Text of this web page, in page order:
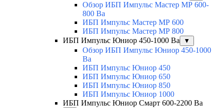
Обзор ИБП Импульс Мастер МР 600-
800 Ва
ИБП Импульс Мастер МР 600
ИБП Импульс Мастер МР 800
ИБП Импульс Юниор 450-1000 Ва
▼
Обзор ИБП Импульс Юниор 450-1000
Ва
ИБП Импульс Юниор 450
ИБП Импульс Юниор 650
ИБП Импульс Юниор 850
ИБП Импульс Юниор 1000
ИБП Импульс Юниор Смарт 600-2200 Ва